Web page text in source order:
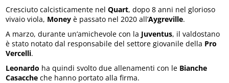
Cresciuto calcisticamente nelQuart, dopo 8 anni nel glorioso
vivaio viola, Money è passato nel 2020 all’Aygreville.
A marzo, durante un’amichevole con la Juventus, il valdostano
è stato notato dal responsabile del settore giovanile della Pro
Vercelli.
Leonardo ha quindi svolto due allenamenti con le Bianche
Casacche che hanno portato alla firma.